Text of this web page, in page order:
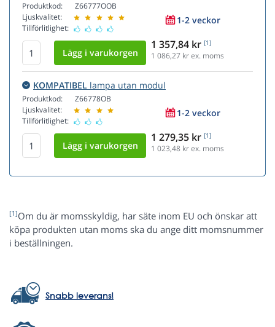
Produktkod:
Ljuskvalitet:
Tillförlitlighet:
Z66777OOB
1-2 veckor
1 357,84 kr [1]
1 086,27 kr ex. moms
KOMPATIBEL lampa utan modul
Produktkod:
Ljuskvalitet:
Tillförlitlighet:
Z66778OB
1-2 veckor
1 279,35 kr [1]
1 023,48 kr ex. moms
[1]Om du är momsskyldig, har säte inom EU och önskar att
köpa produkten utan moms ska du ange ditt momsnummer
i beställningen.
Snabb leverans!